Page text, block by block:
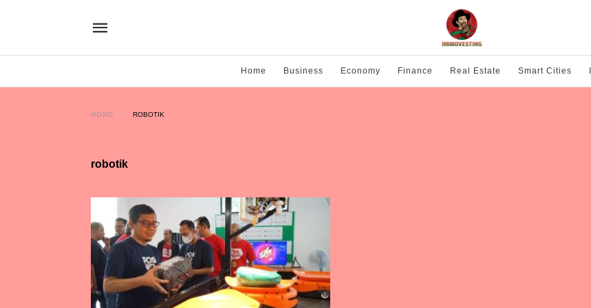
Home Business Economy Finance Real Estate Smart Cities
HOME ROBOTIK
robotik